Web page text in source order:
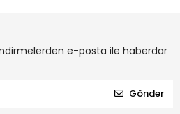
e-posta ile haberdar
Gönder